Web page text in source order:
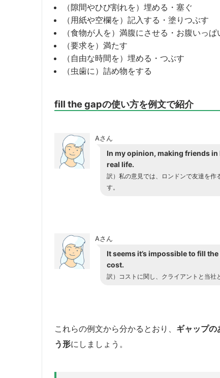
（隙間やひび割れを）埋める・塞ぐ
（用紙や空欄を）記入する・塗りつぶす
（食物が人を）満腹にさせる・お腹いっぱ
（要求を）満たす
（自由な時間を）埋める・つぶす
（虫歯に）詰め物をする
fill the gapの使い方を例文で紹介
Aさん
In my opinion, making friends
real life.
訳）私の意見では、ロンドンで友達を作
す。
Aさん
It seems it’s impossible to fill
cost.
訳）コストに関し、クライアントと当社
これらの例文から分かるとおり、 ギャップ
う形にしましょう。